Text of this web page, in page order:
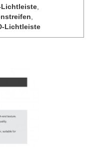
Lichtleiste
Lichtleiste